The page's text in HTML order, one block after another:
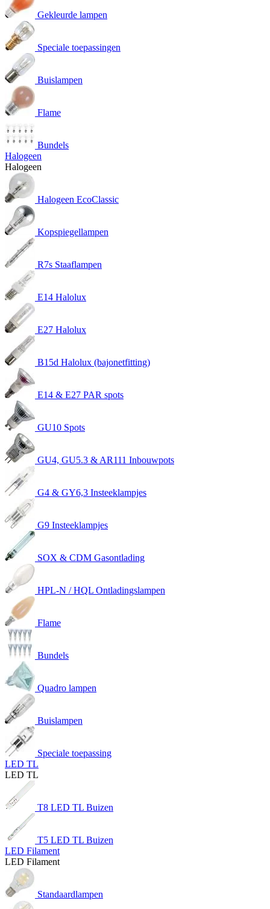
Gekleurde lampen
Speciale toepassingen
Buislampen
Flame
Bundels
Halogeen
Halogeen
Halogeen EcoClassic
Kopspiegellampen
R7s Staaflampen
E14 Halolux
E27 Halolux
B15d Halolux (bajonetfitting)
E14 & E27 PAR spots
GU10 Spots
GU4, GU5.3 & AR111 Inbouwpots
G4 & GY6,3 Insteeklampjes
G9 Insteeklampjes
SOX & CDM Gasontlading
HPL-N / HQL Ontladingslampen
Flame
Bundels
Quadro lampen
Buislampen
Speciale toepassing
LED TL
LED TL
T8 LED TL Buizen
T5 LED TL Buizen
LED Filament
LED Filament
Standaardlampen